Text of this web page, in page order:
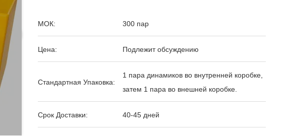
МОК: 300 пар
Цена: Подлежит обсуждению
Стандартная Упаковка:
1 пара динамиков во внутренней коробке,
затем 1 пара во внешней коробке.
Срок Доставки: 40-45 дней